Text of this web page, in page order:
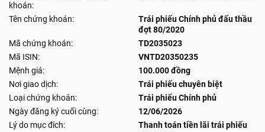
khoán:
Tên chứng khoán:
Trái phiếu Chính phủ đấu thầu
đợt 80/2020
Mã chứng khoán:
TD2035023
Mã ISIN:
VNTD20350235
Mệnh giá:
100.000 đồng
Nơi giao dịch:
Trái phiếu chuyên biệt
Loại chứng khoán:
Trái phiếu Chính phủ
Ngày đăng ký cuối cùng:
12/06/2026
Lý do mục đích:
Thanh toán tiền lãi trái phiếu